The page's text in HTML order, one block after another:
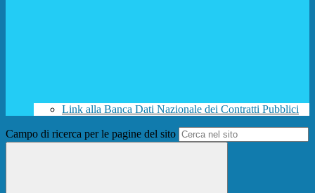
Link alla Banca Dati Nazionale dei Contratti Pubblici
Campo di ricerca per le pagine del sito